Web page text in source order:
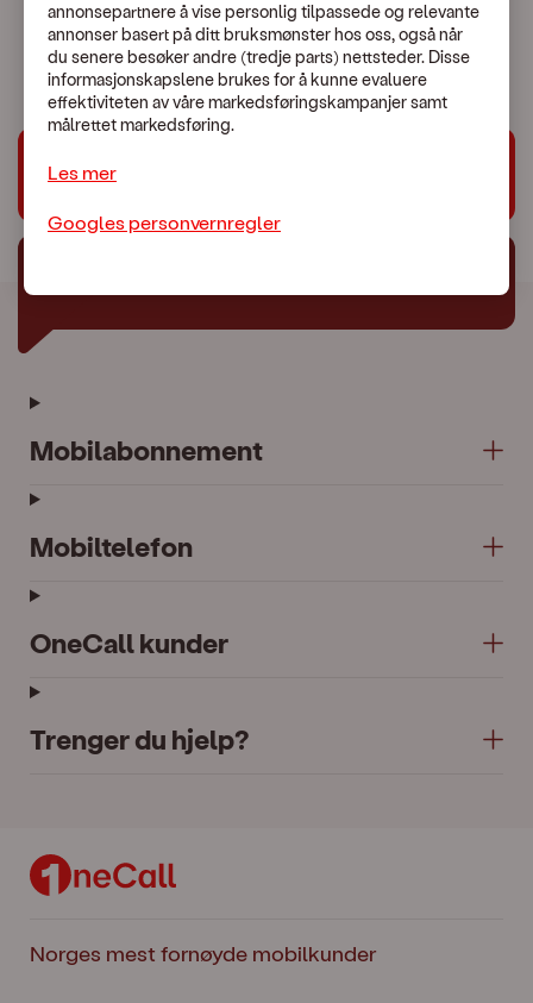
Trenger du hjelp?
Mobilabonnement
Mobiltelefon
OneCall kunder
Trenger du hjelp?
Norges mest fornøyde mobilkunder
annonsepartnere å vise personlig tilpassede og relevante
annonser basert på ditt bruksmønster hos oss, også når
du senere besøker andre (tredje parts) nettsteder. Disse
informasjonskapslene brukes for å kunne evaluere
effektiviteten av våre markedsføringskampanjer samt
målrettet markedsføring.
Les mer
Googles personvernregler